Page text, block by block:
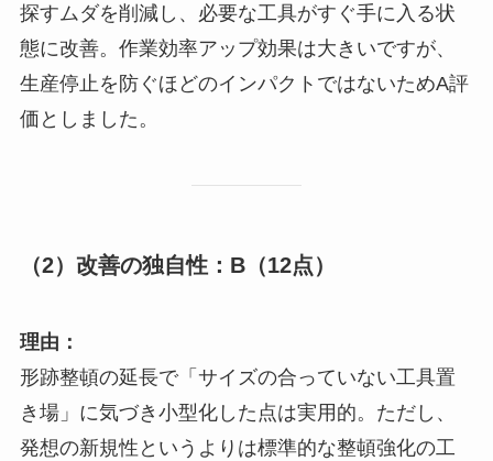
探すムダを削減し、必要な工具がすぐ手に入る状
態に改善。作業効率アップ効果は大きいですが、
生産停止を防ぐほどのインパクトではないためA評
価としました。
（2）改善の独自性： B（12点）
理由：
形跡整頓の延長で「サイズの合っていない工具置
き場」に気づき小型化した点は実用的。ただし、
発想の新規性というよりは標準的な整頓強化の工